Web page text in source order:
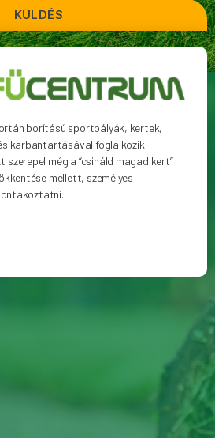
KÜLDÉS
borítású sportpályák, kertek,
karbantartásával foglalkozik.
még a “csináld magad kert”
mellett, személyes